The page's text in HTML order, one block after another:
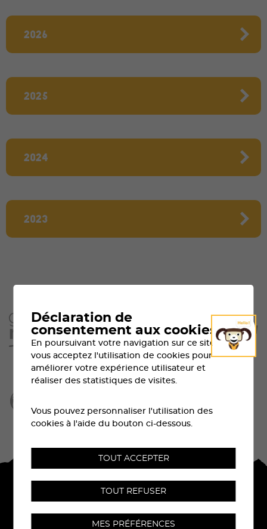
2026
2025
2024
2023
Déclaration de
consentement aux cookies
En poursuivant votre navigation sur ce site,
vous acceptez l'utilisation de cookies pour
améliorer votre expérience utilisateur et
réaliser des statistiques de visites.
Vous pouvez personnaliser l'utilisation des
cookies à l'aide du bouton ci-dessous.
TOUT ACCEPTER
TOUT REFUSER
MES PRÉFÉRENCES